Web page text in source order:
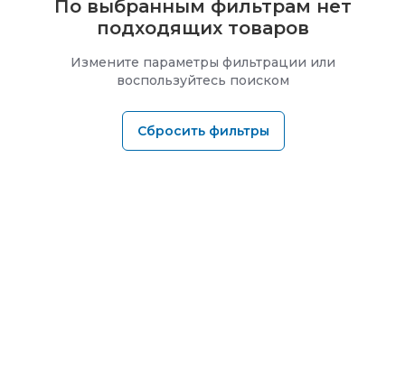
По выбранным фильтрам нет
подходящих товаров
Измените параметры фильтрации или
воспользуйтесь поиском
Сбросить фильтры